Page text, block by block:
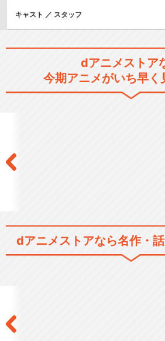
SF/ファンタジー
アクション/バトル
シリーズ／関連のアニメ作品
とある魔
劇場版
録－エ
キャスト ／ スタッフ
dアニメストア
今期アニメがいち早く
dアニメストアなら名作・